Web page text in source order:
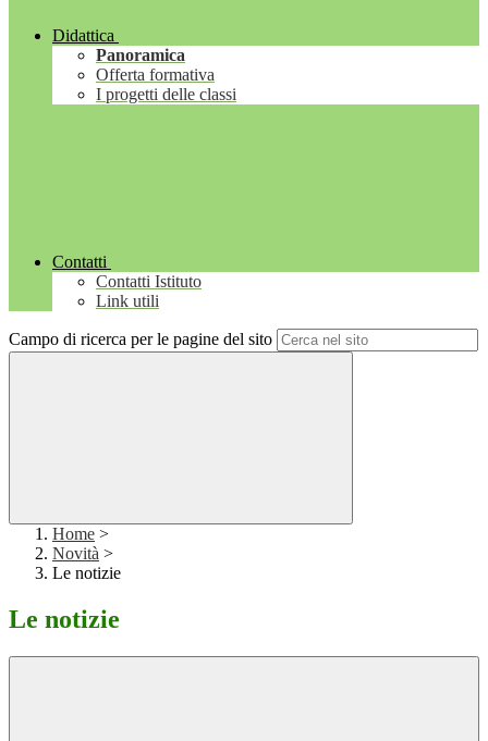
Didattica
Panoramica
Offerta formativa
I progetti delle classi
Contatti
Contatti Istituto
Link utili
Campo di ricerca per le pagine del sito
Home >
Novità >
Le notizie
Le notizie